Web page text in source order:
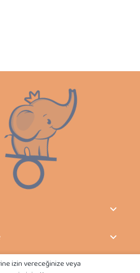
izin vereceğinize veya